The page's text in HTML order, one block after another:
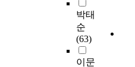
박태
순
(63)
이문